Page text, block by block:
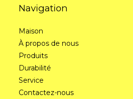
Navigation
Maison
À propos de nous
Produits
Durabilité
Service
Contactez-nous